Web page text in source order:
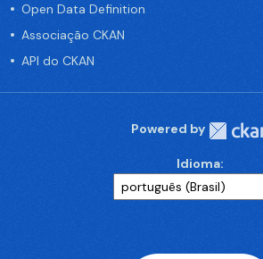
Open Data Definition
Associação CKAN
API do CKAN
Powered by
Idioma